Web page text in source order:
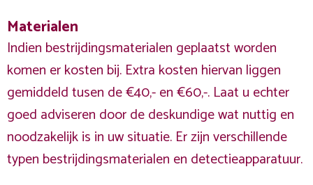
Materialen
Indien bestrijdingsmaterialen geplaatst worden
komen er kosten bij. Extra kosten hiervan liggen
gemiddeld tusen de €40,- en €60,-. Laat u echter
goed adviseren door de deskundige wat nuttig en
noodzakelijk is in uw situatie. Er zijn verschillende
typen bestrijdingsmaterialen en detectieapparatuur.